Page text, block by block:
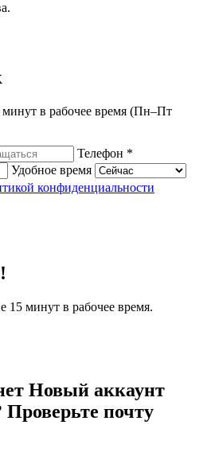
в рабочее время (Пн–Пт
Телефон *
Удобное время
конфиденциальности
15 минут в рабочее время.
Новый аккаунт
Проверьте почту